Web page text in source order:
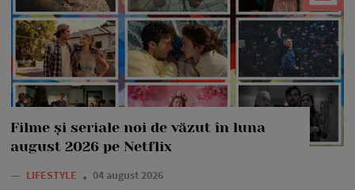
Filme și seriale noi de văzut în luna
august 2026 pe Netflix
— LIFESTYLE 04 august 2026